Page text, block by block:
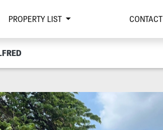
PROPERTY LIST CONTACT